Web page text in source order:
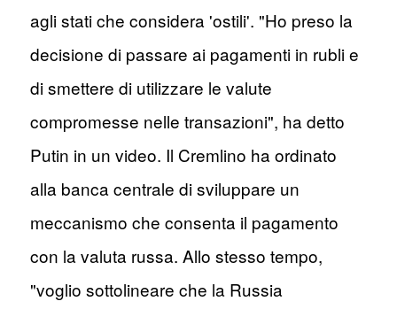
agli stati che considera 'ostili'. "Ho preso la
decisione di passare ai pagamenti in rubli e
di smettere di utilizzare le valute
compromesse nelle transazioni", ha detto
Putin in un video. Il Cremlino ha ordinato
alla banca centrale di sviluppare un
meccanismo che consenta il pagamento
con la valuta russa. Allo stesso tempo,
"voglio sottolineare che la Russia